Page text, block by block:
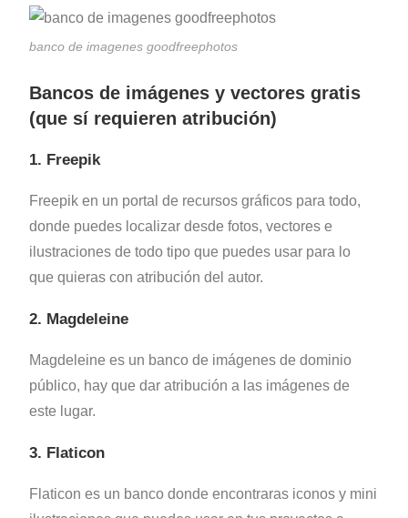
banco de imagenes goodfreephotos
Bancos de imágenes y vectores gratis
(que sí requieren atribución)
1. Freepik
Freepik en un portal de recursos gráficos para todo,
donde puedes localizar desde fotos, vectores e
ilustraciones de todo tipo que puedes usar para lo
que quieras con atribución del autor.
2. Magdeleine
Magdeleine es un banco de imágenes de dominio
público, hay que dar atribución a las imágenes de
este lugar.
3. Flaticon
Flaticon es un banco donde encontraras iconos y mini